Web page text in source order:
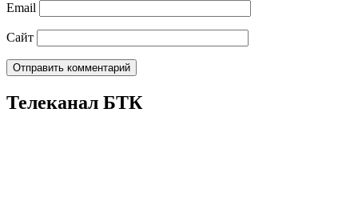
Email
Сайт
Телеканал БТК